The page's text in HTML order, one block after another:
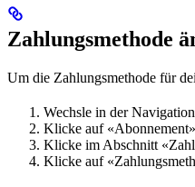
Zahlungsmethode
Um die Zahlungsmethode für
Wechsle in der
Klicke auf «Abonnement»
Klicke im Abschnitt
Klicke auf